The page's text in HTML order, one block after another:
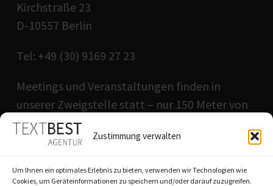
Zustimmung verwalten
Um Ihnen ein optimales Erlebnis zu bieten, verwenden wir Technologien wie
Cookies, um Geräteinformationen zu speichern und/oder darauf zuzugreifen.
Kirchstraße 23
D-10557 Berlin
Tel: +49 (30) 9169 27 23
Meetings und Veranstaltungen finden in
unserer Zweigstelle statt – nur 150 Meter von
unserer Hauptadresse entfernt.
ÜBER UNS